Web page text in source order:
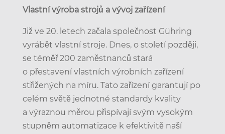
Vlastní výroba strojů a vývoj zařízení
Již ve 20. letech začala společnost Gühring
vyrábět vlastní stroje. Dnes, o století později,
se téměř 200 zaměstnanců stará
o přestavení vlastních výrobních zařízení
střižených na míru. Tato zařízení garantují po
celém světě jednotné standardy kvality
a výraznou měrou přispívají svým vysokým
stupněm automatizace k efektivitě naší